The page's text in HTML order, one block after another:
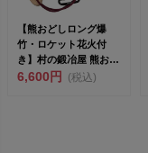
【熊おどしロング爆
竹・ロケット花火付
き】村の鍛冶屋 熊おど
しロングパイプ ロケッ
6,600円 (税込)